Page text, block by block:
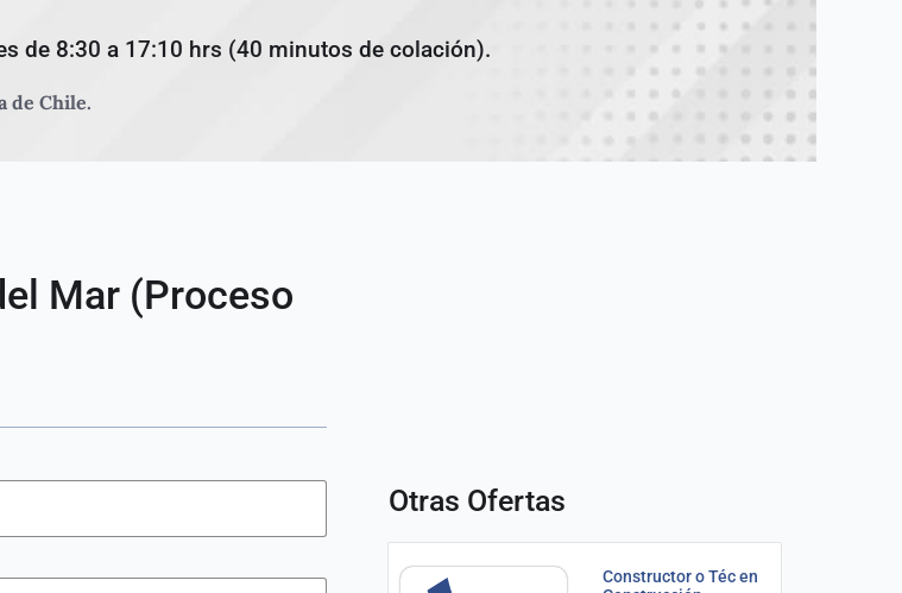
de 8:30 a 17:10 hrs (40 minutos de colación).
de Chile.
Mar (Proceso
Otras Ofertas
Constructor o Téc en